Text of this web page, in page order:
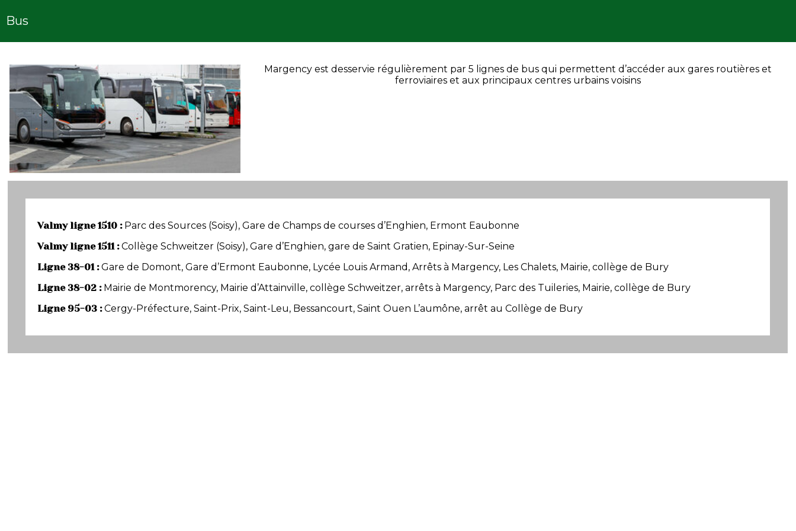
Bus
Margency est desservie régulièrement par 5 lignes de bus qui permettent d’accéder aux gares routières et
ferroviaires et aux principaux centres urbains voisins
Valmy ligne 1510 :Parc des Sources (Soisy), Gare de Champs de courses d’Enghien, Ermont Eaubonne
Valmy ligne 1511 : Collège Schweitzer (Soisy), Gare d’Enghien, gare de Saint Gratien, Epinay-Sur-Seine
Ligne 38-01 :Gare de Domont, Gare d’Ermont Eaubonne, Lycée Louis Armand, Arrêts à Margency, Les Chalets, Mairie, collège de Bury
Ligne 38-02 : Mairie de Montmorency, Mairie d’Attainville, collège Schweitzer, arrêts à Margency, Parc des Tuileries, Mairie, collège de Bury
Ligne 95-03 : Cergy-Préfecture, Saint-Prix, Saint-Leu, Bessancourt, Saint Ouen L’aumône, arrêt au Collège de Bury